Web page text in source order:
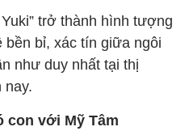
trở thành hình tượng
bền bỉ, xác tín giữa ngôi
như duy nhất tại thị
nay.
con với Mỹ Tâm